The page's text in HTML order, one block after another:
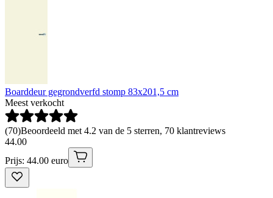
Boarddeur gegrondverfd stomp 83x201,5 cm
Meest verkocht
(70)Beoordeeld met 4.2 van de 5 sterren, 70 klantreviews
44.00
Prijs: 44.00 euro